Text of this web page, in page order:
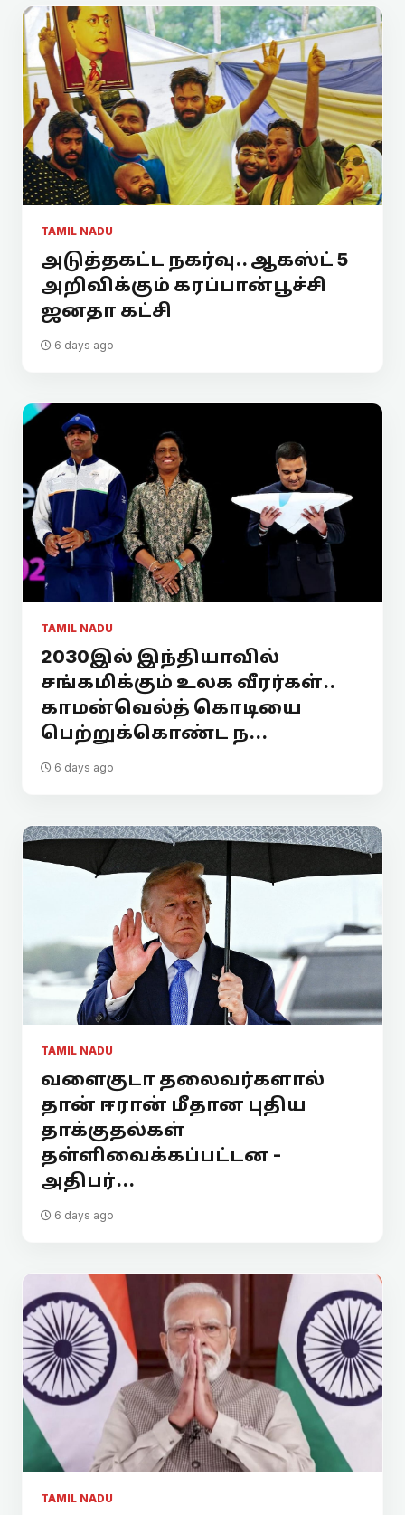
TAMIL NADU
அடுத்தகட்ட நகர்வு.. ஆகஸ்ட் 5
அறிவிக்கும் கரப்பான்பூச்சி
ஜனதா கட்சி
6 days ago
TAMIL NADU
2030இல் இந்தியாவில்
சங்கமிக்கும் உலக வீரர்கள்..
காமன்வெல்த் கொடியை
பெற்றுக்கொண்ட ந...
6 days ago
TAMIL NADU
வளைகுடா தலைவர்களால்
தான் ஈரான் மீதான புதிய
தாக்குதல்கள்
தள்ளிவைக்கப்பட்டன -
அதிபர்...
6 days ago
TAMIL NADU